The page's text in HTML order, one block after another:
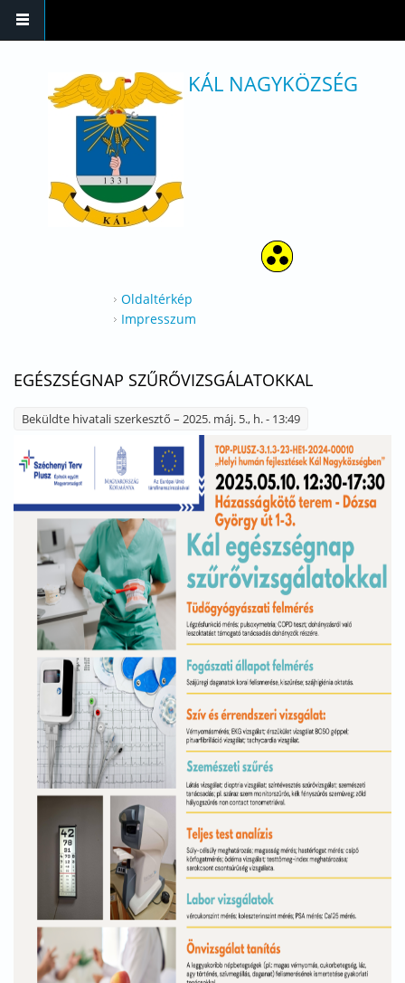
KÁL NAGYKÖZSÉG
Oldaltérkép
Impresszum
EGÉSZSÉGNAP SZŰRŐVIZSGÁLATOKKAL
Beküldte hivatali szerkesztő – 2025. máj. 5., h. - 13:49